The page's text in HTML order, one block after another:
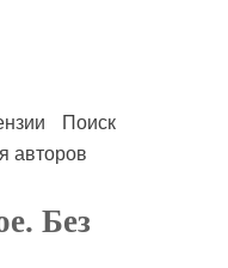
Поиск
авторов
Без